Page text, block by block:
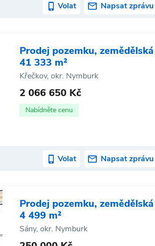
Volat Napsat zprávu
Prodej pozemku,
41 333 m²
Křečkov, okr. Nymburk
2 066 650 Kč
Nabídněte cenu
Volat Napsat zprávu
Prodej pozemku,
4 499 m²
Sány, okr. Nymburk